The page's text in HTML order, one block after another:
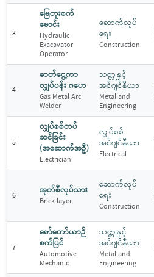
3
မြေတူးစက်
မောင်း
Hydraulic
Exacavator
Operator
ဆောက်လုပ်
ရေး
Construction
4
ဓာတ်ငွေ့ကာ
လျှပ်ပန်း ဂဟေ
Gas Metal Arc
Welder
သတ္တုနှင့်
အင်ဂျင်နီယာ
Metal and
Engineering
5
လျှပ်စစ်တပ်
ဆင်ခြင်း
(အဆောက်အဦ)
Electrician
လျှပ်စစ်
အင်ဂျင်နီယာ
Electrical
6 အုတ်စီလုပ်သား
Brick layer
ဆောက်လုပ်
ရေး
Construction
7
မော်တော်ယာဉ်
စက်ပြင်
Automotive
Mechanic
သတ္တုနှင့်
အင်ဂျင်နီယာ
Metal and
Engineering